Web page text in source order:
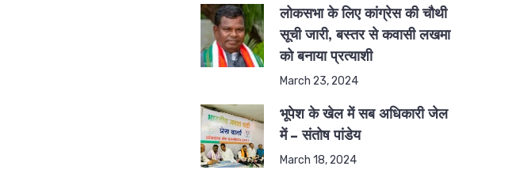
लोकसभा के लिए कांग्रेस की चौथी
सूची जारी, बस्तर से कवासी लखमा
को बनाया प्रत्याशी
March 23, 2024
भूपेश के खेल में सब अधिकारी जेल
में – संतोष पांडेय
March 18, 2024